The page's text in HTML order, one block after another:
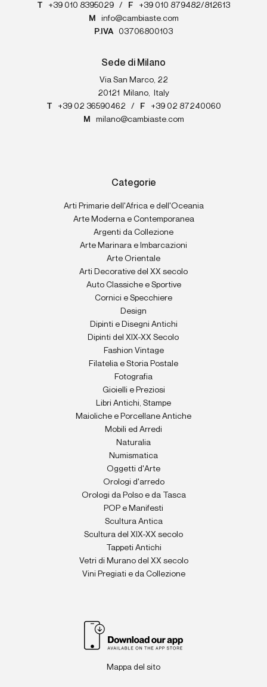
T +39 010 8395029 / F
+39 010 879482/812613
M
info@cambiaste.com
P.IVA
03706800103
Sede di Milano
Via San Marco, 22
20121
Milano
Italy
T
+39 02 36590462 / F
+39 02 87240060
M
milano@cambiaste.com
Categorie
Arti Primarie dell'Africa e dell'Oceania
Arte Moderna e Contemporanea
Argenti da Collezione
Arte Marinara e Imbarcazioni
Arte Orientale
Arti Decorative del XX secolo
Auto Classiche e Sportive
Cornici e Specchiere
Design
Dipinti e Disegni Antichi
Dipinti del XIX-XX Secolo
Fashion Vintage
Filatelia e Storia Postale
Fotografia
Gioielli e Preziosi
Libri Antichi, Stampe
Maioliche e Porcellane Antiche
Mobili ed Arredi
Naturalia
Numismatica
Oggetti d'Arte
Orologi d'arredo
Orologi da Polso e da Tasca
POP e Manifesti
Scultura Antica
Scultura del XIX-XX secolo
Tappeti Antichi
Vetri di Murano del XX secolo
Vini Pregiati e da Collezione
Mappa del sito